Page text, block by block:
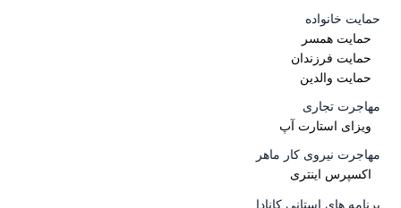
حمایت خانواده
حمایت همسر
حمایت فرزندان
حمایت والدین
مھاجرت تجاری
ویزای استارت آپ
مھاجرت نیروی کار ماھر
اکسپرس اینتری
برنامه های استانی کانادا